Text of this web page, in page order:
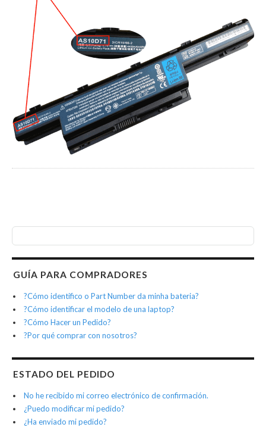
GUÍA PARA COMPRADORES
?Cómo identifico o Part Number da minha bateria?
?Cómo identificar el modelo de una laptop?
?Cómo Hacer un Pedido?
?Por qué comprar con nosotros?
ESTADO DEL PEDIDO
No he recibido mi correo electrónico de confirmación.
¿Puedo modificar mi pedido?
¿Ha enviado mi pedido?